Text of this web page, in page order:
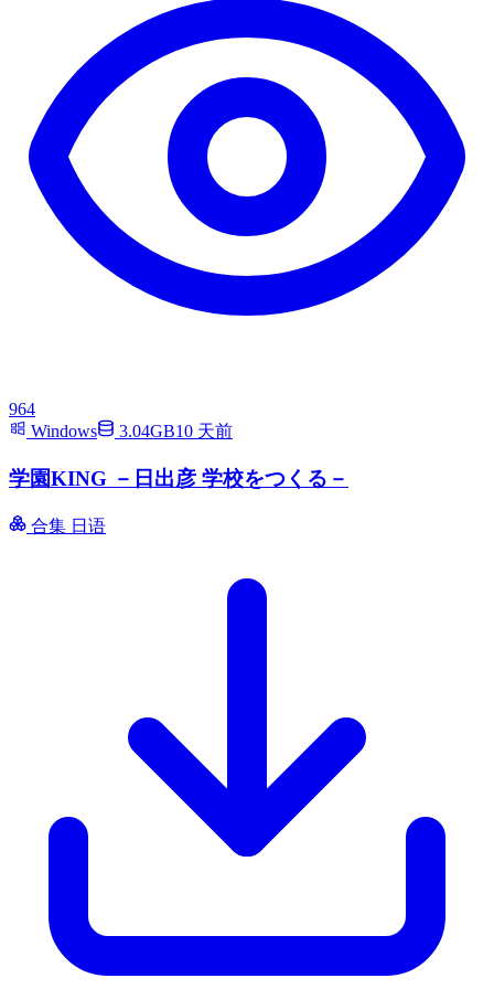
964
Windows
3.04GB10 天前
学園KING －日出彦 学校をつくる－
合集 日语